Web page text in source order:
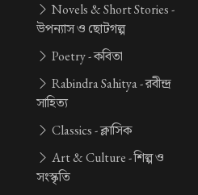
Novels & Short Stories -
উপন্যাস ও ছোটগল্প
Poetry -কবিতা
Rabindra Sahitya -রবীন্দ্র
সাহিত্য
Classics -ক্লাসিক
Art & Culture -শিল্প ও
সংস্কৃতি